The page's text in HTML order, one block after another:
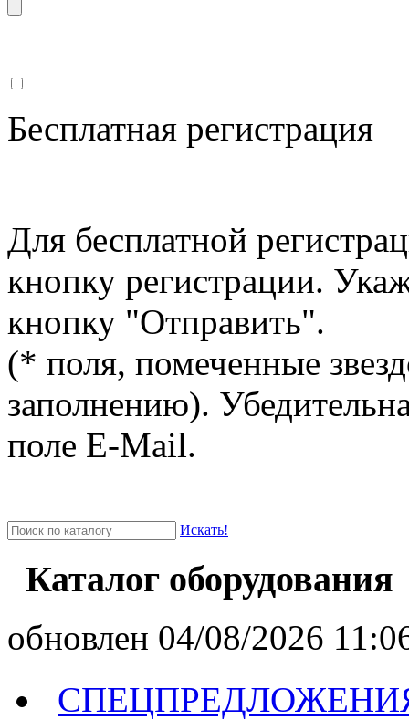
Бесплатная регистрация
Для бесплатной
кнопку регистрации.
кнопку "Отправить".
(* поля, помеченные
заполнению).
поле E-Mail.
Искать!
Каталог оборудования
oбновлен 04/08/2026